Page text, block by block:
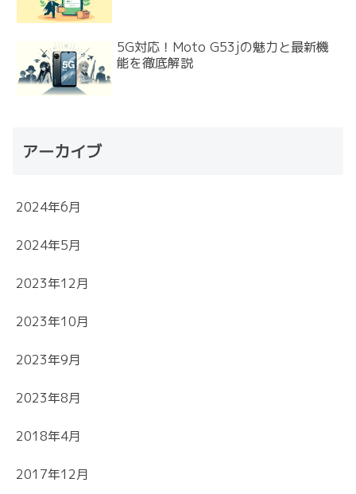
5G対応！Moto G53jの魅力と最新機
能を徹底解説
アーカイブ
2024年6月
2024年5月
2023年12月
2023年10月
2023年9月
2023年8月
2018年4月
2017年12月